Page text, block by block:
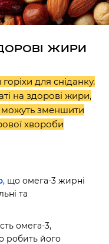
ЖИРИ
для сніданку.
на здорові жири,
можуть зменшити
хвороби
, що омега-3 жирні
та
омега-3,
робить його